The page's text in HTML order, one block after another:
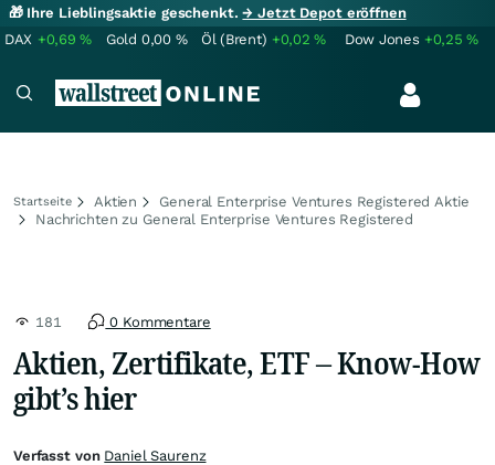
🎁 Ihre Lieblingsaktie geschenkt.→ Jetzt Depot eröffnen
DAX +0,69% Gold 0,00 % Öl (Brent) +0,02% Dow Jones +0,25%
Startseite Aktien
General Enterprise Ventures Registered Aktie
Nachrichten zu General Enterprise Ventures Registered
181 0 Kommentare
Aktien, Zertifikate, ETF – Know-How
gibt’s hier
Verfasst von Daniel Saurenz